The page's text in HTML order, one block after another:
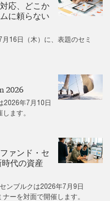
応、どこか
に頼らない
16日（木）に、表題のセミ
2026
2026年7月10日
ます。
ァンド・セ
代の資産
ンブルクは2026年7月9日
ーを対面で開催します。